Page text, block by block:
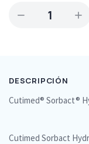
1
DESCRIPCIÓN
Cutimed® Sorbact®
Cutimed Sorbact